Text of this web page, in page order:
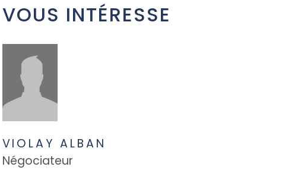
VOUS INTÉRESSE
VIOLAY ALBAN
Négociateur